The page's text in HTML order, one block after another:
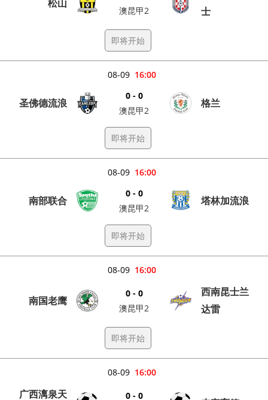
松山
澳昆甲2
士
即将开始
16:00
08-09
圣佛德流浪
0 - 0
澳昆甲2
格兰
即将开始
16:00
08-09
南部联合
0 - 0
澳昆甲2
塔林加流浪
即将开始
16:00
08-09
南国老鹰
0 - 0
澳昆甲2
西南昆士兰
达雷
即将开始
16:00
08-09
广西漓泉天
0 - 0